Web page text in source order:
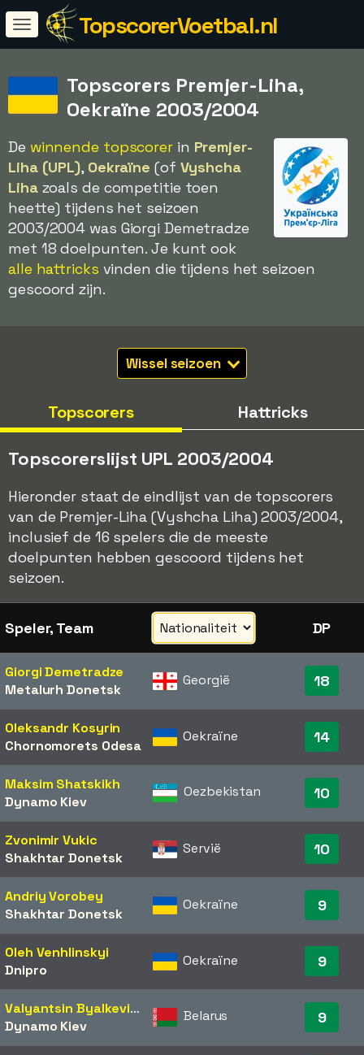
TopscorerVoetbal.nl
Topscorers Premjer-Liha,
Oekraïne 2003/2004
De winnende topscorerin Premjer-
Liha (UPL), Oekraïne (of Vyshcha
Lihazoals de competitie toen
heette) tijdens het seizoen
2003/2004 was Giorgi Demetradze
met 18 doelpunten. Je kunt ook
alle hattricks vinden die tijdens het seizoen
gescoord zijn.
Wissel seizoen
Topscorers Hattricks
Topscorerslijst UPL 2003/2004
Hieronder staat de eindlijst van de topscorers
van de Premjer-Liha (Vyshcha Liha) 2003/2004,
inclusief de 16 spelers die de meeste
doelpunten hebben gescoord tijdens het
seizoen.
Speler, Team DP
Giorgi Demetradze
Metalurh Donetsk
Georgië 18
Oleksandr Kosyrin
Chornomorets Odesa
Oekraïne 14
Maksim Shatskikh
Dynamo Kiev
Oezbekistan 10
Zvonimir Vukic
Shakhtar Donetsk
Servië 10
Andriy Vorobey
Shakhtar Donetsk
Oekraïne 9
Oleh Venhlinskyi
Dnipro
Oekraïne 9
Valyantsin Byalkevich
Dynamo Kiev
Belarus 9